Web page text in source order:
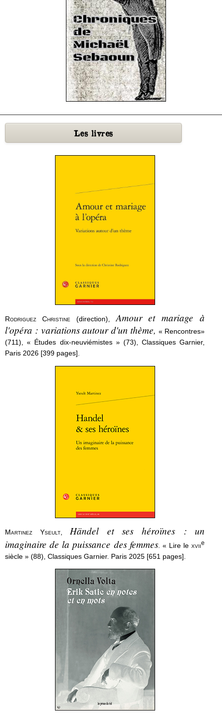
Les livres
Rodriguez Christine (direction),Amour et mariage à
l'opéra : variations autour d'un thème, « Rencontres»
(711), « Études dix-neuviémistes » (73), Classiques Garnier,
Paris 2026 [399 pages].
Martinez Yseult, Händel et ses héroïnes : un
imaginaire de la puissance des femmes. « Lire lexviie
siècle » (88), Classiques Garnier. Paris 2025 [651 pages].